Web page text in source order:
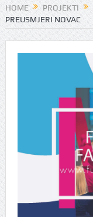
HOME PROJEKTI
PREUSMJERI NOVAC